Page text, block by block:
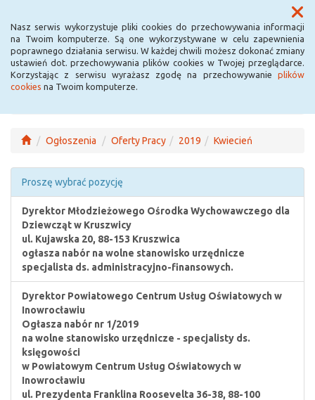
Nasz serwis wykorzystuje pliki cookies do przechowywania informacji
na Twoim komputerze. Są one wykorzystywane w celu zapewnienia
poprawnego działania serwisu. W każdej chwili możesz dokonać zmiany
ustawień dot. przechowywania plików cookies w Twojej przeglądarce.
Korzystając z serwisu wyrażasz zgodę na przechowywanie plików
cookies na Twoim komputerze.
Menu
Ogłoszenia Oferty Pracy 2019 Kwiecień
Proszę wybrać pozycję
Dyrektor Młodzieżowego Ośrodka Wychowawczego dla
Dziewcząt w Kruszwicy
ul. Kujawska 20, 88-153 Kruszwica
ogłasza nabór na wolne stanowisko urzędnicze
specjalista ds. administracyjno-finansowych.
Dyrektor Powiatowego Centrum Usług Oświatowych w
Inowrocławiu
Ogłasza nabór nr 1/2019
na wolne stanowisko urzędnicze - specjalisty ds.
księgowości
w Powiatowym Centrum Usług Oświatowych w
Inowrocławiu
ul. Prezydenta Franklina Roosevelta 36-38, 88-100